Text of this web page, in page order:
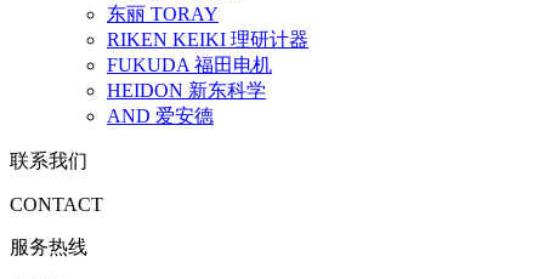
东丽 TORAY
RIKEN KEIKI 理研计器
FUKUDA 福田电机
HEIDON 新东科学
AND 爱安德
联系我们
CONTACT
服务热线